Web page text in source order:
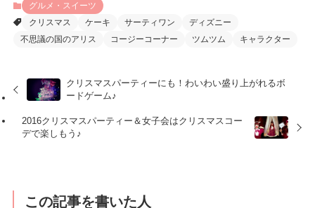
グルメ・スイーツ
クリスマス
ケーキ サーティワン
ディズニー
不思議の国のアリス
コージーコーナー ツムツム キャラクター
クリスマスパーティーにも！わいわい盛り上がれるボ
ードゲーム♪
2016クリスマスパーティー＆女子会はクリスマスコー
デで楽しもう♪
この記事を書いた人